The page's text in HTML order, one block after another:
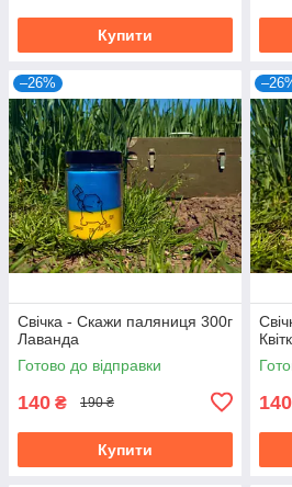
Купити
–26%
Свічка - Скажи паляниця 300г
Лаванда
Готово до відправки
140 ₴ 190 ₴
Купити
140